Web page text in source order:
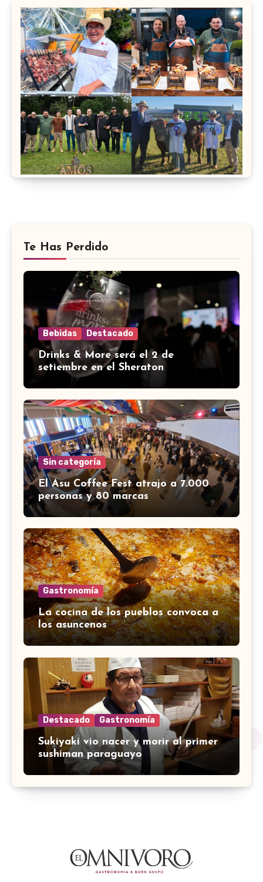
Te Has Perdido
Bebidas Destacado
Drinks & More será el 2 de
setiembre en el Sheraton
Sin categoría
El Asu Coffee Fest atrajo a 7.000
personas y 80 marcas
Gastronomía
La cocina de los pueblos convoca a
los asuncenos
Destacado Gastronomía
Sukiyaki vio nacer y morir al primer
sushiman paraguayo